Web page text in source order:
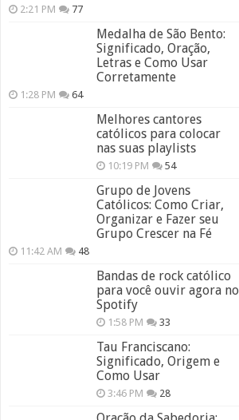
2:21 PM 77
Medalha de São Bento:
Significado, Oração,
Letras e Como Usar
Corretamente
1:28 PM 64
Melhores cantores
católicos para colocar
nas suas playlists
10:19 PM 54
Grupo de Jovens
Católicos: Como Criar,
Organizar e Fazer seu
Grupo Crescer na Fé
11:42 AM 48
Bandas de rock católico
para você ouvir agora no
Spotify
1:58 PM 33
Tau Franciscano:
Significado, Origem e
Como Usar
3:46 PM 28